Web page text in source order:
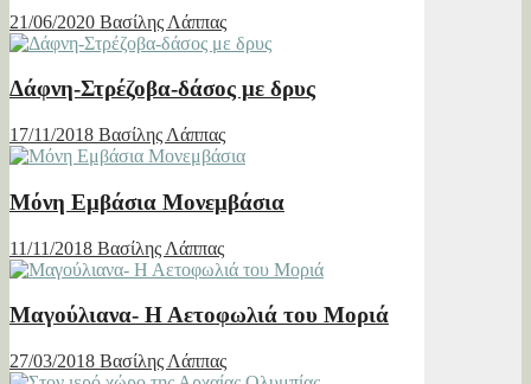
21/06/2020 Βασίλης Λάππας
Δάφνη-Στρέζοβα-δάσος με δρυς
17/11/2018 Βασίλης Λάππας
Μόνη Εμβάσια Μονεμβάσια
11/11/2018 Βασίλης Λάππας
Μαγούλιανα- Η Αετοφωλιά του Μοριά
27/03/2018 Βασίλης Λάππας